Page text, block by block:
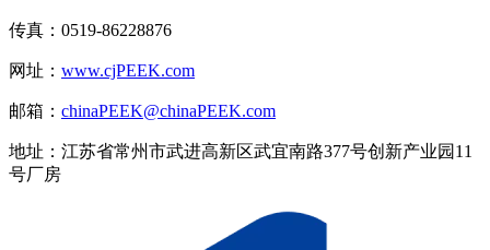
传真：0519-86228876
网址： www.cjPEEK.com
邮箱： chinaPEEK@chinaPEEK.com
地址：江苏省常州市武进高新区武宜南路377号创新产业园11
号厂房